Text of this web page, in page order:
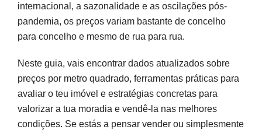
Estratégias para Valorizar e Vender Moradia no
Algarve
Diferença
Perguntas frequentes
Fontes e referências
internacional, a sazonalidade e as oscilações pós-
pandemia, os preços variam bastante de concelho
para concelho e mesmo de rua para rua.
Neste guia, vais encontrar dados atualizados sobre
preços por metro quadrado, ferramentas práticas para
avaliar o teu imóvel e estratégias concretas para
valorizar a tua moradia e vendê-la nas melhores
condições. Se estás a pensar vender ou simplesmente